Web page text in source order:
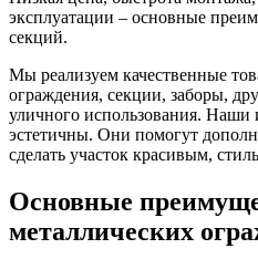
эксплуатации – основные
секций.
Мы реализуем качественные
ограждения, секции, заборы,
уличного использования. Наши
эстетичны. Они помогут
сделать участок красивым,
Основные
металлических